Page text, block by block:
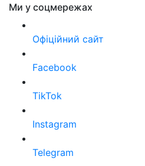
Ми у соцмережах
Офіційний сайт
Facebook
TikTok
Instagram
Telegram